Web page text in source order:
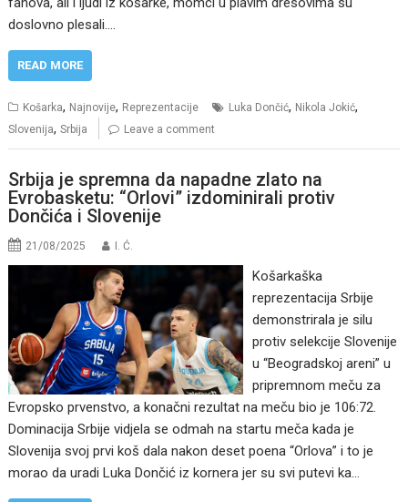
doslovno plesali.…
READ MORE
Košarka, Najnovije, Reprezentacije Luka Dončić, Nikola Jokić,
Slovenija,Srbija Leave a comment
Srbija je spremna da napadne zlato na
Evrobasketu: “Orlovi” izdominirali protiv
Dončića i Slovenije
21/08/2025 I. Ć.
Košarkaška
reprezentacija Srbije
demonstrirala je silu
protiv selekcije Slovenije
u “Beogradskoj areni” u
pripremnom meču za
Evropsko prvenstvo, a konačni rezultat na meču bio je 106:72.
Dominacija Srbije vidjela se odmah na startu meča kada je
Slovenija svoj prvi koš dala nakon deset poena “Orlova” i to je
morao da uradi Luka Dončić iz kornera jer su svi putevi ka…